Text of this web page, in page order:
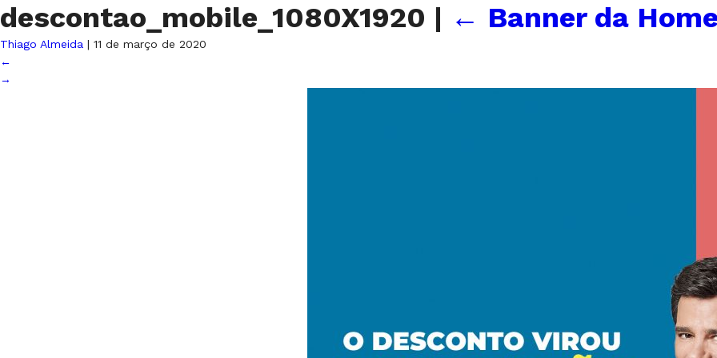
descontao_mobile_1080X1920 | ← Banner da
Thiago Almeida | 11 de março de 2020
←
→